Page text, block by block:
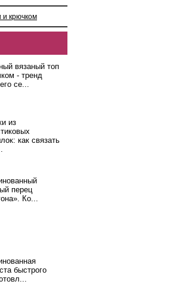
и крючком
вязаный топ
- тренд
се...
из
как связать
перец
Ко...
быстрого